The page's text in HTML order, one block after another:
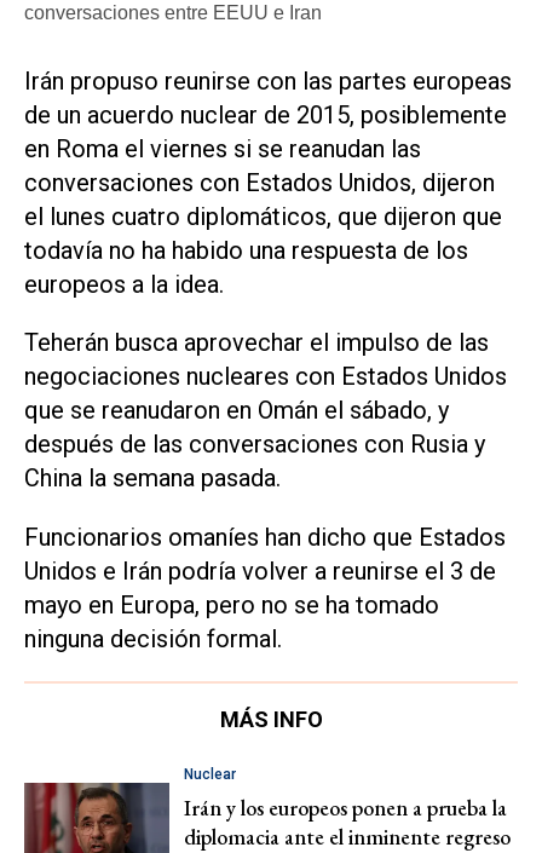
conversaciones entre EEUU e Iran
Irán propuso reunirse con las partes europeas
de un acuerdo nuclear de 2015, posiblemente
en Roma el viernes si se reanudan las
conversaciones con Estados Unidos, dijeron
el lunes cuatro diplomáticos, que dijeron que
todavía no ha habido una respuesta de los
europeos a la idea.
Teherán busca aprovechar el impulso de las
negociaciones nucleares con Estados Unidos
que se reanudaron en Omán el sábado, y
después de las conversaciones con Rusia y
China la semana pasada.
Funcionarios omaníes han dicho que Estados
Unidos e Irán podría volver a reunirse el 3 de
mayo en Europa, pero no se ha tomado
ninguna decisión formal.
MÁS INFO
Nuclear
Irán y los europeos ponen a prueba la
diplomacia ante el inminente regreso